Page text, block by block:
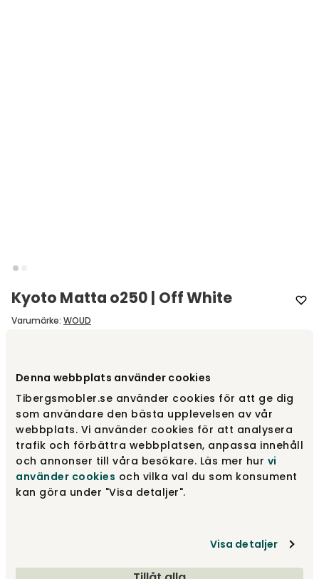
Denna webbplats använder cookies
Tibergsmobler.se använder cookies för att ge dig
som användare den bästa upplevelsen av vår
webbplats. Vi använder cookies för att analysera
trafik och förbättra webbplatsen, anpassa innehåll
och annonser till våra besökare. Läs mer hur vi
använder cookies och vilka val du som konsument
kan göra under "Visa detaljer".
Visa detaljer
Kyoto Matta o250 | Off White
Varumärke: WOUD
Off White 14 985 kr
Grey 15 845 kr
Ø250 cm